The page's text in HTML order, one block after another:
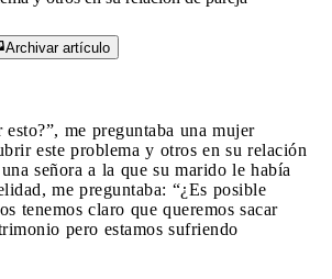
Archivar artículo
esto?”, me preguntaba una mujer
este problema y otros en su relación
señora a la que su marido le había
me preguntaba: “¿Es posible
tenemos claro que queremos sacar
pero estamos sufriendo